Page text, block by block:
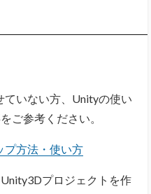
いない方、Unityの使い
ご参考ください。
プ方法・使い方
プロジェクトを作